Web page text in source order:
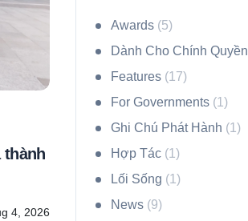
thành
4, 2026
Awards (5)
Dành Cho Chính Quyền
Features (17)
For Governments (1)
Ghi Chú Phát Hành (1)
Hợp Tác (1)
Lối Sống (1)
News (9)